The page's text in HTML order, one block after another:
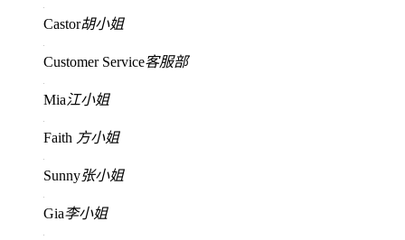
Castor胡小姐
Customer Service客服部
Mia江小姐
Faith 方小姐
Sunny张小姐
Gia李小姐